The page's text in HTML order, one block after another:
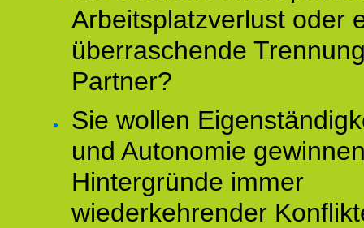
Arbeitsplatzverlust oder
überraschende
Partner?
Sie wollen
und Autonomie
Hintergründe immer
wiederkehrender